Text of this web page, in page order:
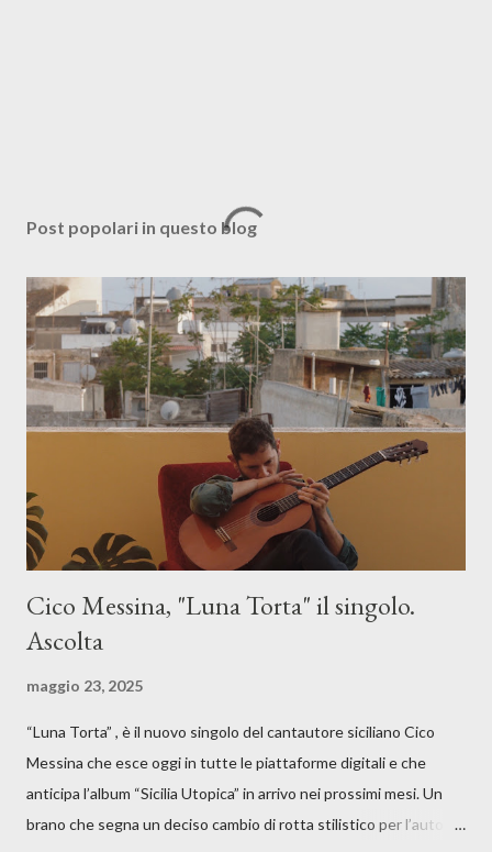
Post popolari in questo blog
Cico Messina, "Luna Torta" il singolo.
Ascolta
maggio 23, 2025
“Luna Torta” , è il nuovo singolo del cantautore siciliano Cico
Messina che esce oggi in tutte le piattaforme digitali e che
anticipa l’album “Sicilia Utopica” in arrivo nei prossimi mesi. Un
brano che segna un deciso cambio di rotta stilistico per l’autore